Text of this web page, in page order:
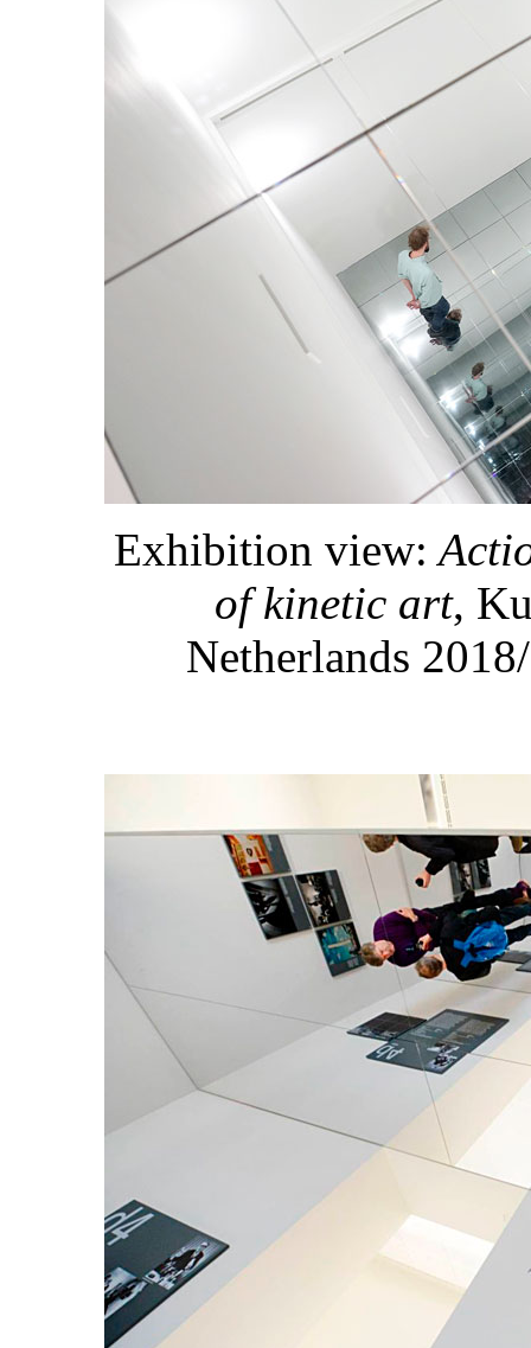
Exhibition view:
of kinetic art,
Netherlands